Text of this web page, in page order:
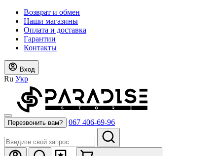
Возврат и обмен
Наши магазины
Оплата и доставка
Гарантии
Контакты
Вход
Ru Укр
Перезвонить вам? 067 406-69-96